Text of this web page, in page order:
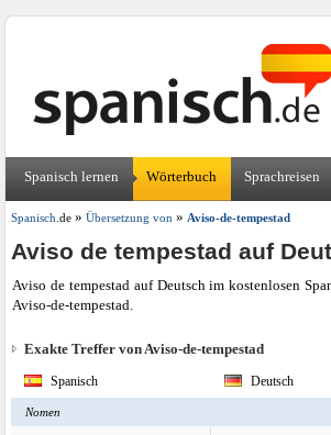
Spanisch lernen Wörterbuch Sprachreisen
Spanisch .de» Übersetzung von» Aviso-de-tempestad
Aviso de tempestad auf
Aviso de tempestad auf Deutsch im kostenlosen
Aviso-de-tempestad.
Exakte Treffer von Aviso-de-tempestad
Spanisch Deutsch
Nomen